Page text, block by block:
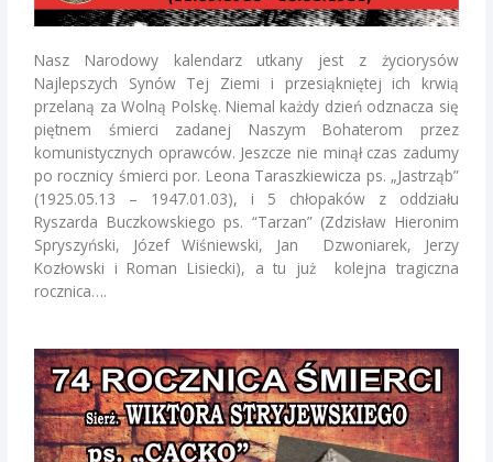
Nasz Narodowy kalendarz utkany jest z życiorysów
Najlepszych Synów Tej Ziemi i przesiąkniętej ich krwią
przelaną za Wolną Polskę. Niemal każdy dzień odznacza się
piętnem śmierci zadanej Naszym Bohaterom przez
komunistycznych oprawców. Jeszcze nie minął czas zadumy
po rocznicy śmierci por. Leona Taraszkiewicza ps. „Jastrząb”
(1925.05.13 – 1947.01.03), i 5 chłopaków z oddziału
Ryszarda Buczkowskiego ps. “Tarzan” (Zdzisław Hieronim
Spryszyński, Józef Wiśniewski, Jan Dzwoniarek, Jerzy
Kozłowski i Roman Lisiecki), a tu już kolejna tragiczna
rocznica….